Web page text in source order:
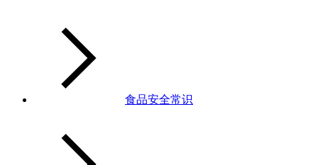
食品安全常识